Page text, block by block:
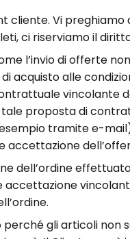
cliente. Vi
ci riserviamo il
l’invio di offerte
alle
vincolante
proposta di
tramite e-
dell’ordine
gli articoli non